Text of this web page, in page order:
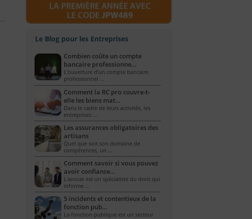
Le Blog pour les Entreprises
Combien coûte un compte
bancaire professionne…
L’ouverture d’un compte bancaire
professionnel …
Comment la RC pro couvre-t-
elle les biens mat…
Dans le cadre de leurs activités, les
entreprises …
Les assurances obligatoires des
artisans
Quel que soit son domaine de
compétences, un …
Comment savoir si vous pouvez
avoir confiance…
L'avocat est un spécialiste du droit qui
informe …
5 incidents et contentieux de la
fonction pub…
La fonction publique est un secteur